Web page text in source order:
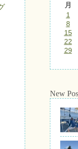
月
1
8
15
22
29
New